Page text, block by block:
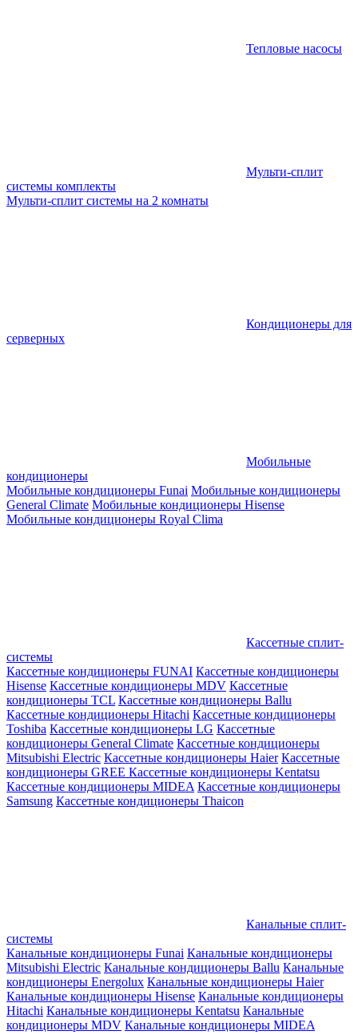
Тепловые насосы
Мульти-сплит
системы комплекты
Мульти-сплит системы на 2 комнаты
Кондиционеры для
серверных
Мобильные
кондиционеры
Мобильные кондиционеры Funai Мобильные кондиционеры
General Climate Мобильные кондиционеры Hisense
Мобильные кондиционеры Royal Clima
Кассетные сплит-
системы
Кассетные кондиционеры FUNAI Кассетные кондиционеры
Hisense Кассетные кондиционеры MDV Кассетные
кондиционеры TCL Кассетные кондиционеры Ballu
Кассетные кондиционеры Hitachi Кассетные кондиционеры
Toshiba Кассетные кондиционеры LG Кассетные
кондиционеры General Climate Кассетные кондиционеры
Mitsubishi Electric Кассетные кондиционеры Haier Кассетные
кондиционеры GREE Кассетные кондиционеры Kentatsu
Кассетные кондиционеры MIDEA Кассетные кондиционеры
Samsung Кассетные кондиционеры Thaicon
Канальные сплит-
системы
Канальные кондиционеры Funai Канальные кондиционеры
Mitsubishi Electric Канальные кондиционеры Ballu Канальные
кондиционеры Energolux Канальные кондиционеры Haier
Канальные кондиционеры Hisense Канальные кондиционеры
Hitachi Канальные кондиционеры Kentatsu Канальные
кондиционеры MDV Канальные кондиционеры MIDEA